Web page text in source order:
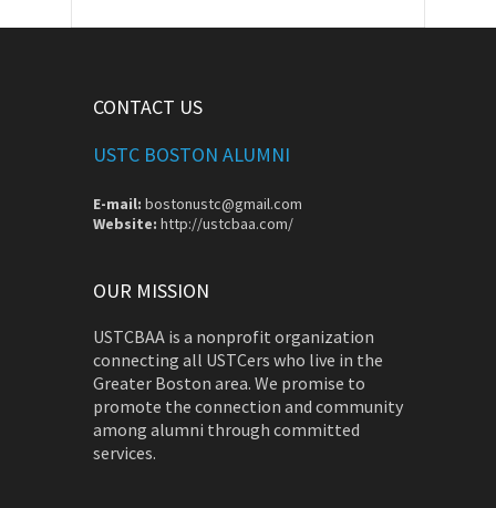
CONTACT US
USTC BOSTON ALUMNI
E-mail: bostonustc@gmail.com
Website: http://ustcbaa.com/
OUR MISSION
USTCBAA is a nonprofit organization
connecting all USTCers who live in the
Greater Boston area. We promise to
promote the connection and community
among alumni through committed
services.